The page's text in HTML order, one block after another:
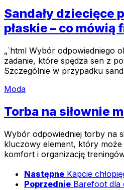
Sandały dziecięce
płaskie – co
„`html Wybór odpowiedniego
zadanie, które spędza sen z
Szczególnie w przypadku
Moda
Torba na siłownie
Wybór odpowiedniej torby na
kluczowy element, który
komfort i organizację
Następne Kapcie
Poprzednie Barefoot dla